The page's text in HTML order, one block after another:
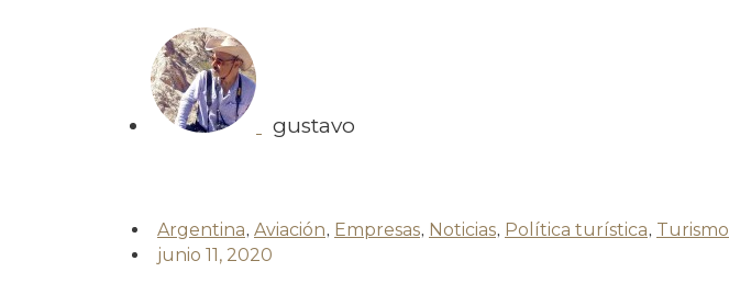
gustavo
Argentina, Aviación, Empresas, Noticias, Política turística, Turismo
junio 11, 2020